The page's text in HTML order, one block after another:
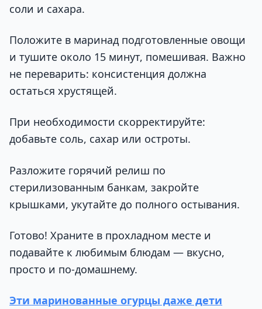
соли и сахара.
Положите в маринад подготовленные овощи
и тушите около 15 минут, помешивая. Важно
не переварить: консистенция должна
остаться хрустящей.
При необходимости скорректируйте:
добавьте соль, сахар или остроты.
Разложите горячий релиш по
стерилизованным банкам, закройте
крышками, укутайте до полного остывания.
Готово! Храните в прохладном месте и
подавайте к любимым блюдам — вкусно,
просто и по-домашнему.
Эти маринованные огурцы даже дети